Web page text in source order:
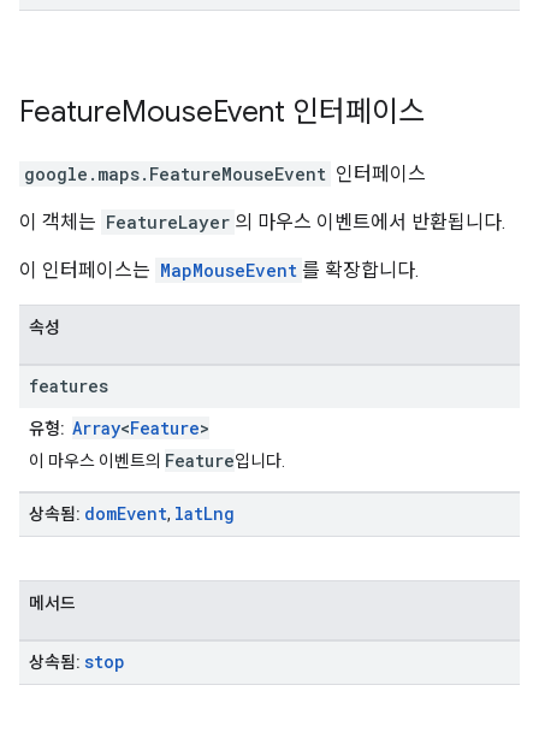
FeatureMouseEvent 인터페이스
google.maps. FeatureMouseEvent 인터페이스
이 객체는 FeatureLayer 의 마우스 이벤트에서 반환됩니다.
이 인터페이스는 MapMouseEvent 를 확장합니다.
속성
features
유형: Array<Feature>
이 마우스 이벤트의 Feature입니다.
상속됨: domEvent, latLng
메서드
상속됨: stop